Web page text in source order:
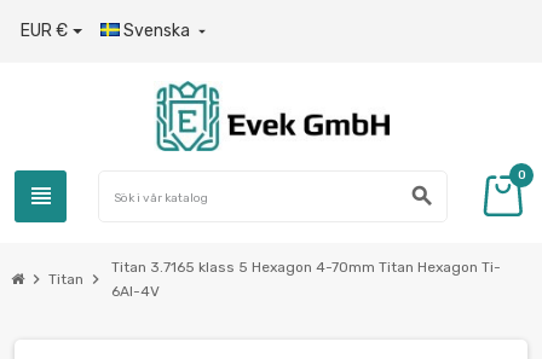
EUR € Svenska 
view_headline search
0
chevron_right Titan chevron_right
Titan 3.7165 klass 5 Hexagon 4-70mm Titan Hexagon Ti-
6Al-4V